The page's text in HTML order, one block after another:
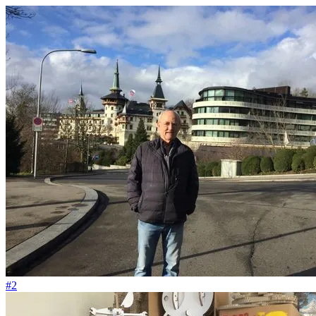
#38
"Endlich einmal ohne Stress und Zeitnot all die kleinen Sachen
#2